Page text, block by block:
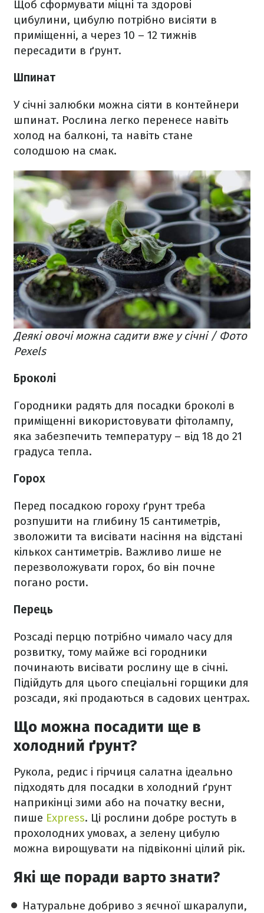
Щоб сформувати міцні та здорові
цибулини, цибулю потрібно висіяти в
приміщенні, а через 10 – 12 тижнів
пересадити в ґрунт.
Шпинат
У січні залюбки можна сіяти в контейнери
шпинат. Рослина легко перенесе навіть
холод на балконі, та навіть стане
солодшою на смак.
Деякі овочі можна садити вже у січні / Фото
Pexels
Броколі
Городники радять для посадки броколі в
приміщенні використовувати фітолампу,
яка забезпечить температуру – від 18 до 21
градуса тепла.
Горох
Перед посадкою гороху ґрунт треба
розпушити на глибину 15 сантиметрів,
зволожити та висівати насіння на відстані
кількох сантиметрів. Важливо лише не
перезволожувати горох, бо він почне
погано рости.
Перець
Розсаді перцю потрібно чимало часу для
розвитку, тому майже всі городники
починають висівати рослину ще в січні.
Підійдуть для цього спеціальні горщики для
розсади, які продаються в садових центрах.
Що можна посадити ще в
холодний ґрунт?
Рукола, редис і гірчиця салатна ідеально
підходять для посадки в холодний ґрунт
наприкінці зими або на початку весни,
пише Express. Ці рослини добре ростуть в
прохолодних умовах, а зелену цибулю
можна вирощувати на підвіконні цілий рік.
Які ще поради варто знати?
Натуральне добриво з яєчної шкаралупи,